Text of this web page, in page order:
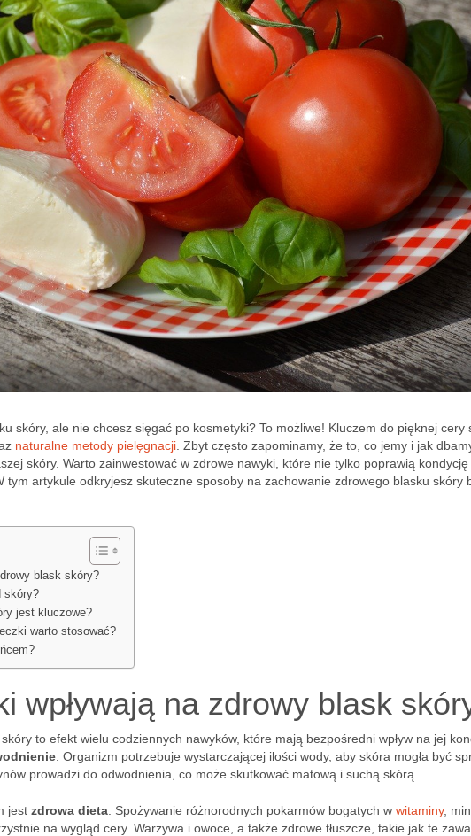
skóry, ale nie chcesz sięgać po kosmetyki? To możliwe! Kluczem do pięknej cery
naturalne metody pielęgnacji . Zbyt często zapominamy, że to, co jemy i jak
skóry. Warto zainwestować w zdrowe nawyki, które nie tylko poprawią
tym artykule odkryjesz skuteczne sposoby na zachowanie zdrowego blasku skóry
blask skóry?
skóry?
jest kluczowe?
warto stosować?
wpływają na zdrowy blask
to efekt wielu codziennych nawyków, które mają bezpośredni wpływ na jej
. Organizm potrzebuje wystarczającej ilości wody, aby skóra mogła być
prowadzi do odwodnienia, co może skutkować matową i suchą skórą.
jest zdrowa dieta . Spożywanie różnorodnych pokarmów bogatych w witaminy,
na wygląd cery. Warzywa i owoce, a także zdrowe tłuszcze, takie jak te